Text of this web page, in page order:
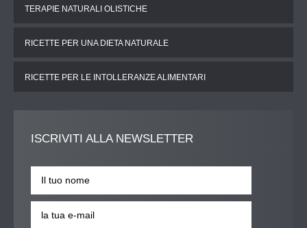
TERAPIE NATURALI OLISTICHE
RICETTE PER UNA DIETA NATURALE
RICETTE PER LE INTOLLERANZE ALIMENTARI
ISCRIVITI ALLA NEWSLETTER